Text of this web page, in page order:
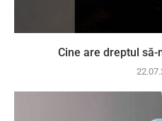
Cine are dreptul